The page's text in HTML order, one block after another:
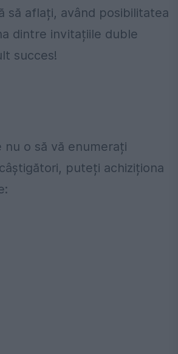
să aflați, având posibilitatea
dintre invitațiile duble
succes!
nu o să vă enumerați
puteți achiziționa